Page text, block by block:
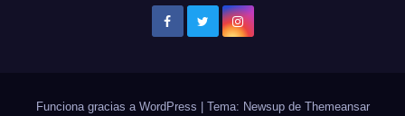
Funciona gracias a WordPress | Tema: Newsup de Themeansar